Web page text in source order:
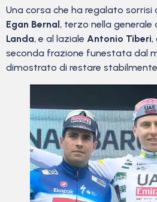
Una corsa che ha regalato sorrisi
Egan Bernal, terzo nella generale
Landa, e al laziale Antonio Tiberi,
seconda frazione funestata dal
dimostrato di restare stabilmente